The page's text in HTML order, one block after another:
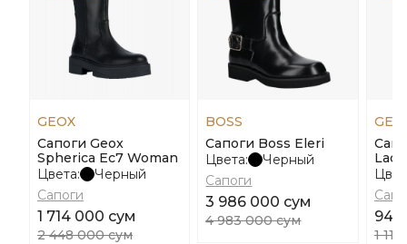
GEOX
Сапоги Geox
Spherica Ec7 Woman
Цвета:
Черный
Сапоги
1 714 000 сум
2 448 000 сум
BOSS
Сапоги Boss Eleri
Цвета:
Черный
Сапоги
3 986 000 сум
4 983 000 сум 947
1